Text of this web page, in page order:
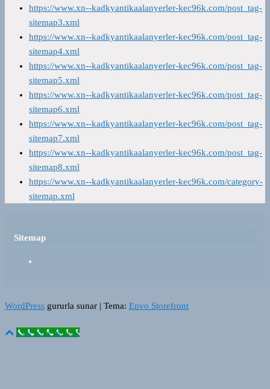
https://www.xn--kadkyantikaalanyerler-kec96k.com/post_tag-
sitemap3.xml
https://www.xn--kadkyantikaalanyerler-kec96k.com/post_tag-
sitemap4.xml
https://www.xn--kadkyantikaalanyerler-kec96k.com/post_tag-
sitemap5.xml
https://www.xn--kadkyantikaalanyerler-kec96k.com/post_tag-
sitemap6.xml
https://www.xn--kadkyantikaalanyerler-kec96k.com/post_tag-
sitemap7.xml
https://www.xn--kadkyantikaalanyerler-kec96k.com/post_tag-
sitemap8.xml
https://www.xn--kadkyantikaalanyerler-kec96k.com/category-
sitemap.xml
Sitemap
WordPress gururla sunar | Tema: Envo Storefront
Call Now Button